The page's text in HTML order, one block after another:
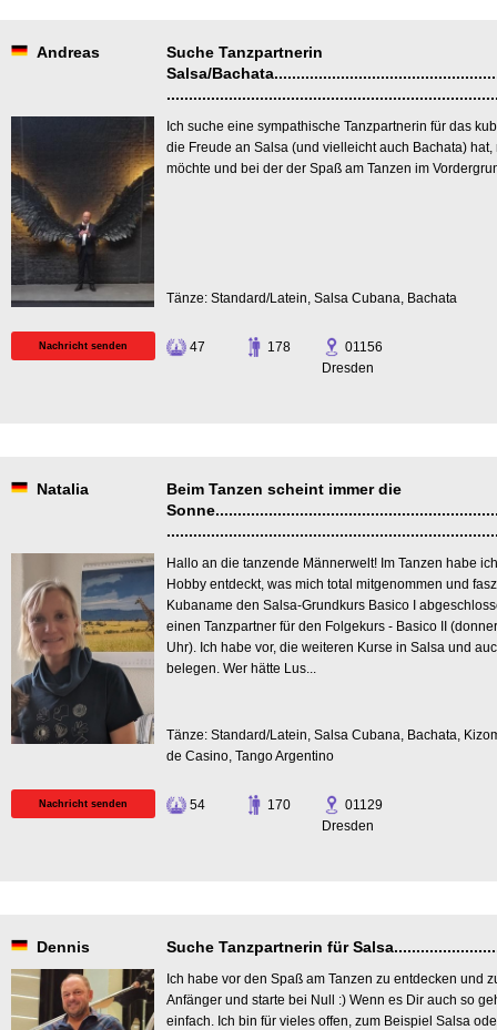
Andreas
Suche Tanzpartnerin
Salsa/
Ich suche eine sympathische Tanzpartnerin für das
die Freude an Salsa (und vielleicht auch Bachata)
möchte und bei der der Spaß am Tanzen im
Tänze: Standard/Latein, Salsa Cubana, Bachata
Nachricht senden 47 178
01156
Dresden
Natalia
Beim Tanzen scheint immer die
Hallo an die tanzende Männerwelt! Im Tanzen habe
Hobby entdeckt, was mich total mitgenommen und
Kubaname den Salsa-Grundkurs Basico I
einen Tanzpartner für den Folgekurs - Basico II
Uhr). Ich habe vor, die weiteren Kurse in Salsa und
belegen. Wer hätte Lus...
Tänze: Standard/Latein, Salsa Cubana, Bachata,
de Casino, Tango Argentino
Nachricht senden 54 170
01129
Dresden
Dennis Suche Tanzpartnerin für
Ich habe vor den Spaß am Tanzen zu entdecken und
Anfänger und starte bei Null :) Wenn es Dir auch so
einfach. Ich bin für vieles offen, zum Beispiel Salsa